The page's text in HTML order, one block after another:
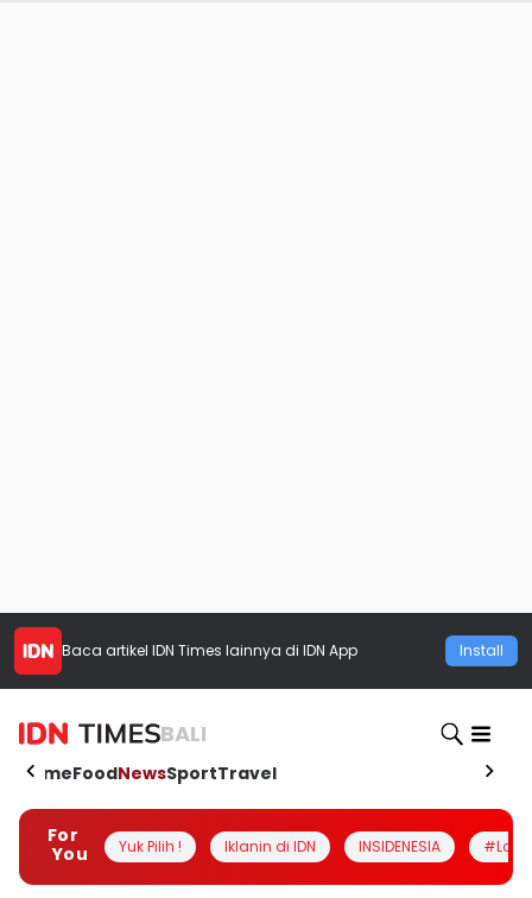
Baca artikel IDN Times lainnya di IDN App Install
BALI
HomeFoodNewsSportTravel
For
You
Yuk Pilih ! Iklanin di IDN INSIDENESIA